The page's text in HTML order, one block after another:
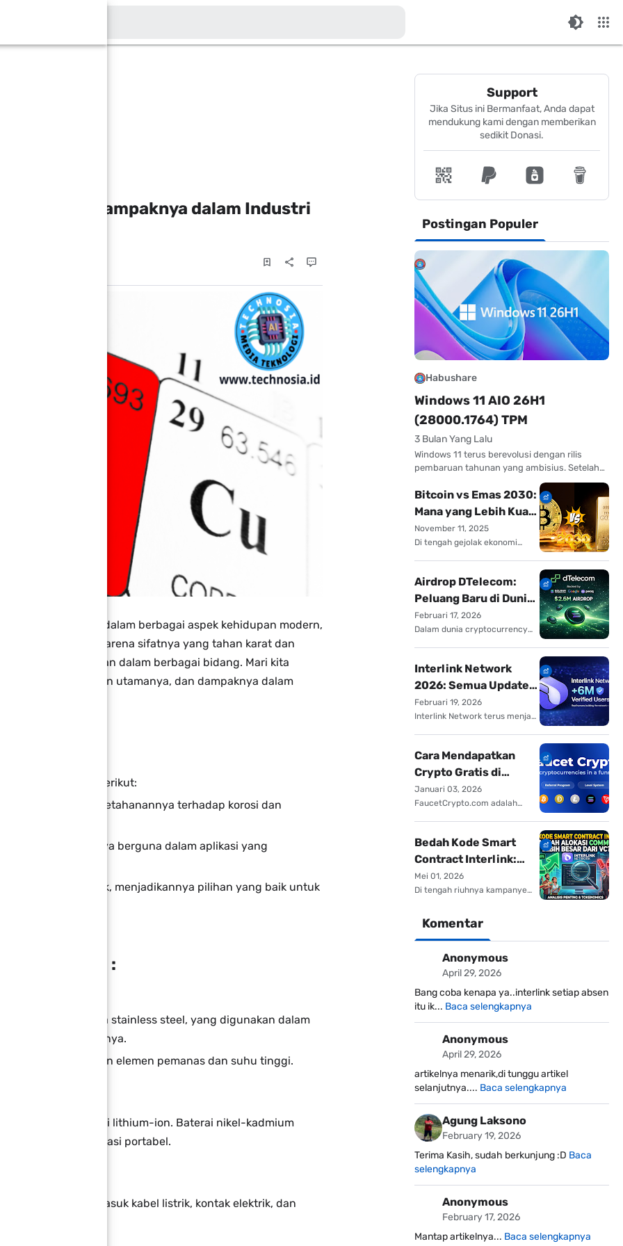
dan Dampaknya dalam Industri
peranan penting dalam berbagai aspek kehidupan modern,
canggih. Dikenal karena sifatnya yang tahan karat dan
sangat diandalkan dalam berbagai bidang. Mari kita
penggunaan utamanya, dan dampaknya dalam
sifat-sifat berikut:
nikel adalah ketahanannya terhadap korosi dan
tinggi, membuatnya berguna dalam aplikasi yang
listrik yang baik, menjadikannya pilihan yang baik untuk
Industri :
logam, terutama stainless steel, yang digunakan dalam
dan industri lainnya.
dalam pembuatan elemen pemanas dan suhu tinggi.
terutama baterai lithium-ion. Baterai nikel-kadmium
populer dalam aplikasi portabel.
elektronik, termasuk kabel listrik, kontak elektrik, dan
Support
Jika Situs ini Bermanfaat, Anda dapat
mendukung kami dengan memberikan
sedikit Donasi.
Postingan Populer
Habushare
Windows 11 AIO 26H1
(28000.1764) TPM
3 Bulan Yang Lalu
Windows 11 terus berevolusi dengan rilis
pembaruan tahunan yang ambisius. Setelah
kesuksesan Windows 11 25H1, Microsoft resmi
meluncurkan Windows 1…
Bitcoin vs Emas 2030:
Mana yang Lebih Kuat
Lawan Inflasi?
November 11, 2025
Di tengah gejolak ekonomi
menjadi momok bagi …
Airdrop DTelecom:
Peluang Baru di Dunia
Kripto
Februari 17, 2026
Dalam dunia cryptocurrency
airdrop telah menjadi s…
Interlink Network
2026: Semua Update
yang Wajib Anda
Ketahui
Februari 19, 2026
Interlink Network terus menjadi
cryptocurrency pada tahu…
Cara Mendapatkan
Crypto Gratis di
FaucetCrypto.com
Januari 03, 2026
FaucetCrypto.com adalah
memungkinkan pengguna
menda…
Bedah Kode Smart
Contract Interlink:
Benarkah Alokasi
Community Lebih
Mei 01, 2026
Di tengah riuhnya kampanye
Komentar
Anonymous
April 29, 2026
Bang coba kenapa ya..interlink setiap absen
itu ik... Baca selengkapnya
Anonymous
April 29, 2026
artikelnya menarik,di tunggu artikel
selanjutnya.... Baca selengkapnya
Agung Laksono
February 19, 2026
Terima Kasih, sudah berkunjung :D Baca
selengkapnya
Anonymous
February 17, 2026
Mantap artikelnya... Baca selengkapnya